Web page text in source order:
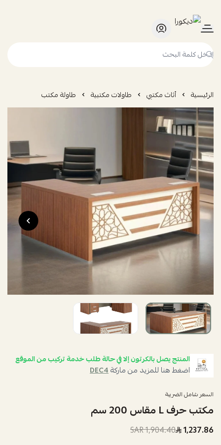
ديكورا
الرئيسية أثاث مكتبي طاولات مكتبية طاولة مكتب
المنتج يصل بالكرتون إلا في حالة طلب خدمة تركيب من الموقع
اضغط هنا للمزيد من ماركةDEC4
السعر شامل الضريبة
مكتب حرف L مقاس 200 سم
1,237.86
1,904.40 SAR